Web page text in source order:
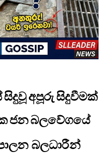
අපූරු සිදුවීමක්
ජන බලවේගයේ
බලධාරීන්